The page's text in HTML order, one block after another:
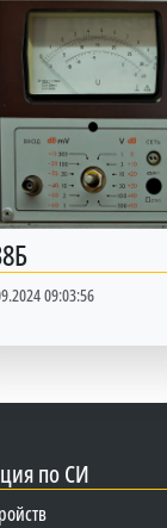
09:03:56
по СИ